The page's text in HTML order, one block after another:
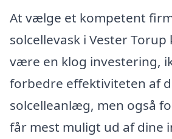
At vælge et kompetent
solcellevask i Vester
være en klog investering,
forbedre effektiviteten af
solcelleanlæg, men også
får mest muligt ud af dine